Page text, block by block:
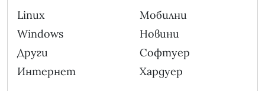
Linux
Windows
Други
Интернет
Мобилни
Новини
Софтуер
Хардуер